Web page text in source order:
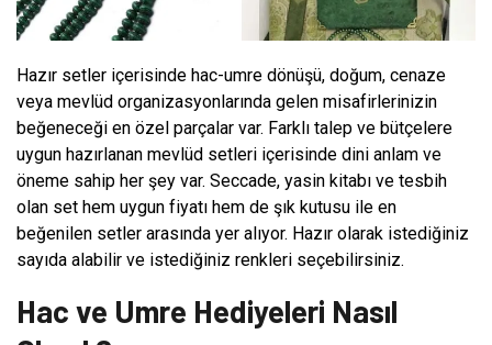
Hazır setler içerisinde hac-umre dönüşü, doğum, cenaze
veya mevlüd organizasyonlarında gelen misafirlerinizin
beğeneceği en özel parçalar var. Farklı talep ve bütçelere
uygun hazırlanan mevlüd setleri içerisinde dini anlam ve
öneme sahip her şey var. Seccade, yasin kitabı ve tesbih
olan set hem uygun fiyatı hem de şık kutusu ile en
beğenilen setler arasında yer alıyor. Hazır olarak istediğiniz
sayıda alabilir ve istediğiniz renkleri seçebilirsiniz.
Hac ve Umre Hediyeleri Nasıl